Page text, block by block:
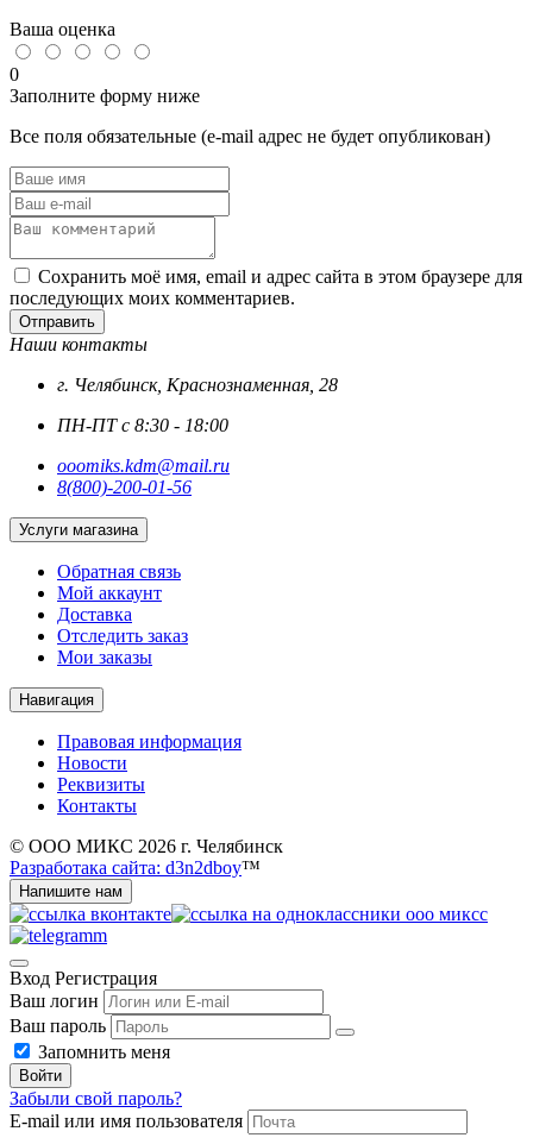
керамике
Ваша оценка
0
Заполните форму ниже
Все поля обязательные (e-mail адрес не будет опубликован)
Сохранить моё имя, email и адрес сайта в этом браузере для
последующих моих комментариев.
Отправить
Наши контакты
г. Челябинск, Краснознаменная, 28
ПН-ПТ с 8:30 - 18:00
ooomiks.kdm@mail.ru
8(800)-200-01-56
Услуги магазина
Обратная связь
Мой аккаунт
Доставка
Отследить заказ
Мои заказы
Навигация
Правовая информация
Новости
Реквизиты
Контакты
© ООО МИКС 2026 г. Челябинск
Разработака сайта: d3n2dboy™
Напишите нам
Вход Регистрация
Ваш логин
Ваш пароль
Запомнить меня
Войти
Забыли свой пароль?
E-mail или имя пользователя